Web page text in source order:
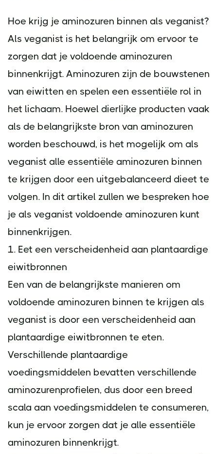
Hoe krijg je aminozuren binnen als veganist?
Als veganist is het belangrijk om ervoor te
zorgen dat je voldoende aminozuren
binnenkrijgt. Aminozuren zijn de bouwstenen
van eiwitten en spelen een essentiële rol in
het lichaam. Hoewel dierlijke producten vaak
als de belangrijkste bron van aminozuren
worden beschouwd, is het mogelijk om als
veganist alle essentiële aminozuren binnen
te krijgen door een uitgebalanceerd dieet te
volgen. In dit artikel zullen we bespreken hoe
je als veganist voldoende aminozuren kunt
binnenkrijgen.
1. Eet een verscheidenheid aan plantaardige
eiwitbronnen
Een van de belangrijkste manieren om
voldoende aminozuren binnen te krijgen als
veganist is door een verscheidenheid aan
plantaardige eiwitbronnen te eten.
Verschillende plantaardige
voedingsmiddelen bevatten verschillende
aminozurenprofielen, dus door een breed
scala aan voedingsmiddelen te consumeren,
kun je ervoor zorgen dat je alle essentiële
aminozuren binnenkrijgt.